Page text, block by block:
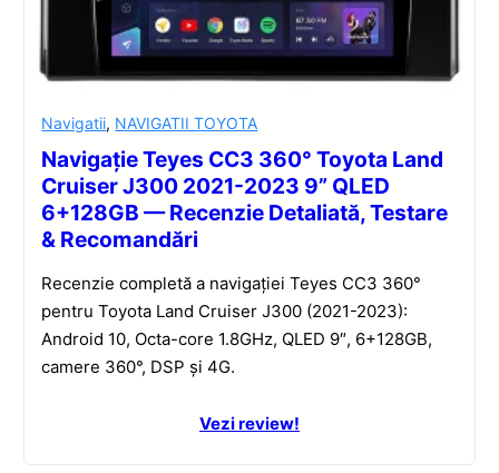
Navigatii, NAVIGATII TOYOTA
Navigație Teyes CC3 360° Toyota Land
Cruiser J300 2021-2023 9” QLED
6+128GB — Recenzie Detaliată, Testare
& Recomandări
Recenzie completă a navigației Teyes CC3 360°
pentru Toyota Land Cruiser J300 (2021-2023):
Android 10, Octa-core 1.8GHz, QLED 9″, 6+128GB,
camere 360°, DSP și 4G.
Vezi review!